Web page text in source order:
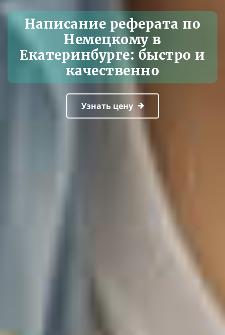
Написание реферата по
Немецкому в
Екатеринбурге: быстро и
качественно
Узнать цену